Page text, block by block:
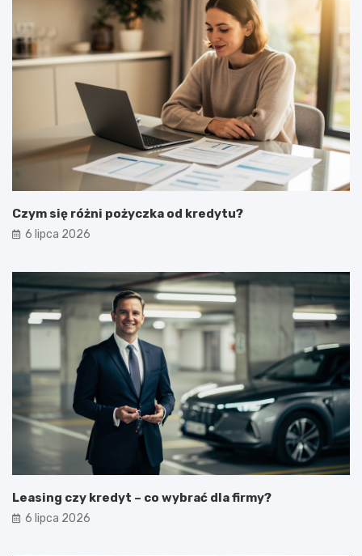
Czym się różni pożyczka od kredytu?
6 lipca 2026
Leasing czy kredyt – co wybrać dla firmy?
6 lipca 2026